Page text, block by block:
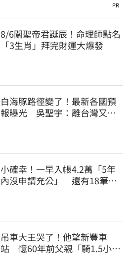
PR
8/6關聖帝君誕辰！命理師點名
「3生肖」拜完財運大爆發
白海豚路徑變了！最新各國預
報曝光 吳聖宇：離台灣又更
小確幸！一早入帳4.2萬「5年
內沒申請充公」 還有18筆錢
吊車大王哭了！他望新豐車
站 憶60年前父親「騎1.5小時